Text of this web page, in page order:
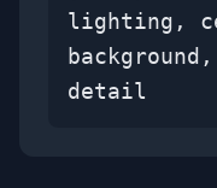
lighting,
detail